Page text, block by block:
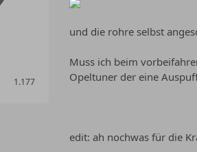
1.177
und die rohre selbst
Muss ich beim
Opeltuner der eine
edit: ah nochwas für die